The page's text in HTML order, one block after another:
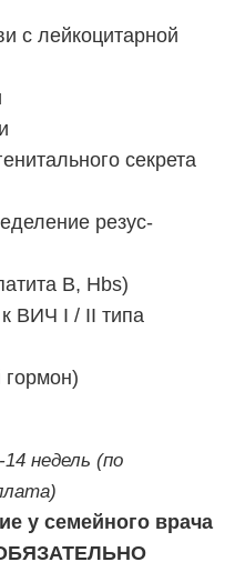
с лейкоцитарной
секрета
резус-
B, Hbs)
к ВИЧ I / II типа
недель (по
у семейного врача
ОБЯЗАТЕЛЬНО